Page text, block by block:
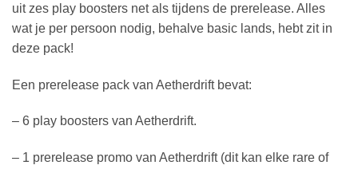
uit zes play boosters net als tijdens de prerelease. Alles
wat je per persoon nodig, behalve basic lands, hebt zit in
deze pack!
Een prerelease pack van Aetherdrift bevat:
– 6 play boosters van Aetherdrift.
– 1 prerelease promo van Aetherdrift (dit kan elke rare of